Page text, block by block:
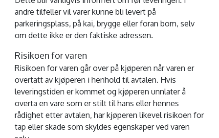
andre tilfeller vil varer kunne bli levert på
parkeringsplass, på kai, brygge eller foran bom, selv
om dette ikke er den faktiske adressen.
Risikoen for varen
Risikoen for varen går over på kjøperen når varen er
overtatt av kjøperen i henhold til avtalen. Hvis
leveringstiden er kommet og kjøperen unnlater å
overta en vare som er stilt til hans eller hennes
rådighet etter avtalen, har kjøperen likevel risikoen for
tap eller skade som skyldes egenskaper ved varen